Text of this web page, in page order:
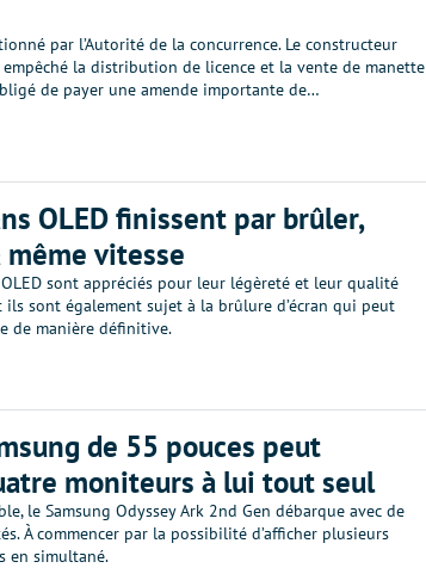
par l’Autorité de la concurrence. Le constructeur
la distribution de licence et la vente de manette
de payer une amende importante de…
OLED finissent par brûler,
même vitesse
OLED sont appréciés pour leur légèreté et leur qualité
ils sont également sujet à la brûlure d’écran qui peut
de manière définitive.
de 55 pouces peut
moniteurs à lui tout seul
le Samsung Odyssey Ark 2nd Gen débarque avec de
À commencer par la possibilité d’afficher plusieurs
en simultané.